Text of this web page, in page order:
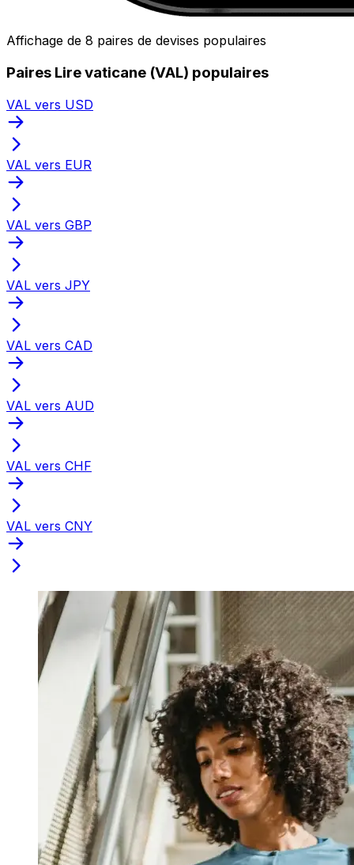
Affichage de 8 paires de devises populaires
Paires Lire vaticane (VAL) populaires
VAL vers USD
VAL vers EUR
VAL vers GBP
VAL vers JPY
VAL vers CAD
VAL vers AUD
VAL vers CHF
VAL vers CNY